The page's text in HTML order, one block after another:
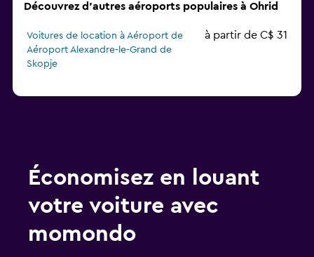
Découvrez d'autres aéroports populaires à Ohrid
Voitures de location à Aéroport de
Aéroport Alexandre-le-Grand de
Skopje
à partir de C$ 31
Économisez en louant
votre voiture avec
momondo